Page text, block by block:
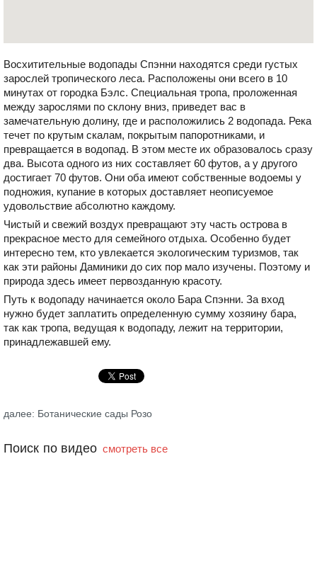
Восхитительные водопады Спэнни находятся среди густых
зарослей тропического леса. Расположены они всего в 10
минутах от городка Бэлс. Специальная тропа, проложенная
между зарослями по склону вниз, приведет вас в
замечательную долину, где и расположились 2 водопада. Река
течет по крутым скалам, покрытым папоротниками, и
превращается в водопад. В этом месте их образовалось сразу
два. Высота одного из них составляет 60 футов, а у другого
достигает 70 футов. Они оба имеют собственные водоемы у
подножия, купание в которых доставляет неописуемое
удовольствие абсолютно каждому.
Чистый и свежий воздух превращают эту часть острова в
прекрасное место для семейного отдыха. Особенно будет
интересно тем, кто увлекается экологическим туризмов, так
как эти районы Даминики до сих пор мало изучены. Поэтому и
природа здесь имеет первозданную красоту.
Путь к водопаду начинается около Бара Спэнни. За вход
нужно будет заплатить определенную сумму хозяину бара,
так как тропа, ведущая к водопаду, лежит на территории,
принадлежавшей ему.
далее: Ботанические сады Розо
Поиск по видео смотреть все